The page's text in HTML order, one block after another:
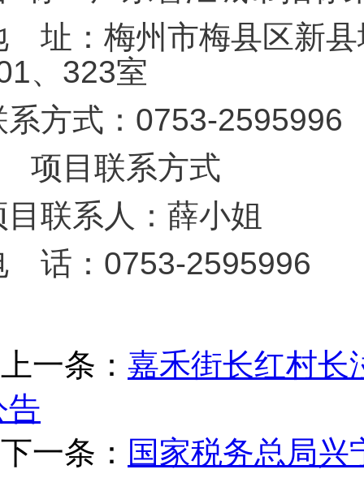
址：梅州市梅县区新县
、323室
系方式：0753-2595996
项目联系方式
目联系人：薛小姐
话：0753-2595996
上一条： 嘉禾街长红村长
告
下一条： 国家税务总局兴